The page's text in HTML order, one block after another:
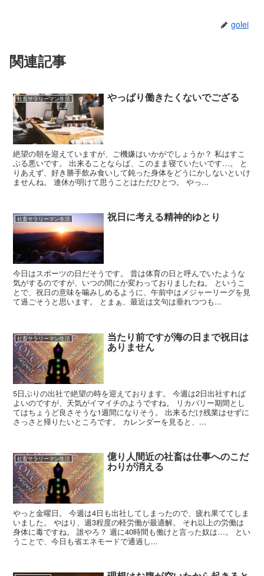
golei
関連記事
社畜サラリーマン生活 やっぱり働きたくないでござる
絶望の朝を迎えていますが、ご機嫌はいかがでしょうか？ 私はすこ
ぶる悪いです。 出来ることならば、このまま寝ていたいです…。 と
りあえず、好き勝手飲み食いして鈍った身体をどうにかしないといけ
ませんね。 連休が明けて思うことはただひとつ。 やっ...
社畜サラリーマン生活 祝日に考える精神的ゆとり
今日はスポーツの日だそうです。 昔は体育の日と呼んでいたような
気がするのですが、いつの間にか変わっておりましたね。 というこ
とで、祝日の意味を噛みしめるように、午前中はメジャーリーグを見
て過ごそうと思います。 とまぁ、最近は文句は垂れつつも...
社畜サラリーマン生活 当たり前ですが海の日まで祝日は
ありません
5日ぶりの出社で絶望の時を迎えております。 今週は2日出社すれば
よいのですが、天気がイマイチのようですね。 リカバリー期間とし
てはちょうど良さそうな1週間になりそう。 出来るだけ残業はせずに
さっさと帰りたいところです。 カレンダーを見ると、...
社畜サラリーマン生活 億り人間近の社畜は仕事へのこだ
わりが消える
やっと金曜日。 今週は4日も出社してしまったので、疲れ果ててしま
いました。 やはり、週3程度の軽労働が最適解。 それ以上の労働は
身体に毒ですね。 誰やろ？ 週に40時間も働けと言った奴は…。 とい
うことで、今日も省エネモードで通過し...